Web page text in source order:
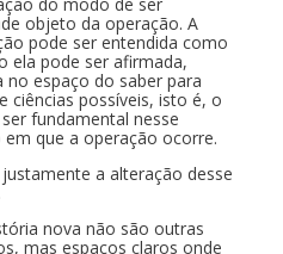
objeto da operação. A
pode ser entendida como
ela pode ser afirmada,
espaço do saber para
ciências possíveis, isto é, o
fundamental nesse
que a operação ocorre.
a alteração desse
nova não são outras
mas espaços claros onde